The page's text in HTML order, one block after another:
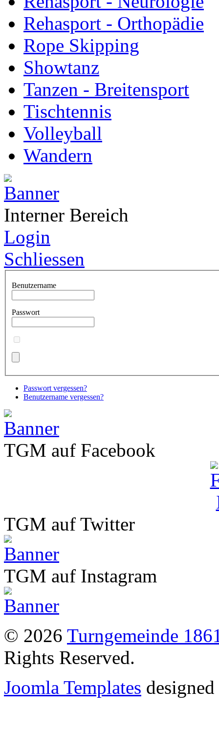
Rehasport - Orthopädie
Rope Skipping
Showtanz
Tanzen - Breitensport
Tischtennis
Volleyball
Wandern
Interner Bereich
Login
Schliessen
Benutzername
Passwort
Passwort vergessen?
Benutzername vergessen?
TGM auf Facebook
TGM auf Twitter
TGM auf Instagram
© 2026 Turngemeinde
Rights Reserved.
Joomla Templates